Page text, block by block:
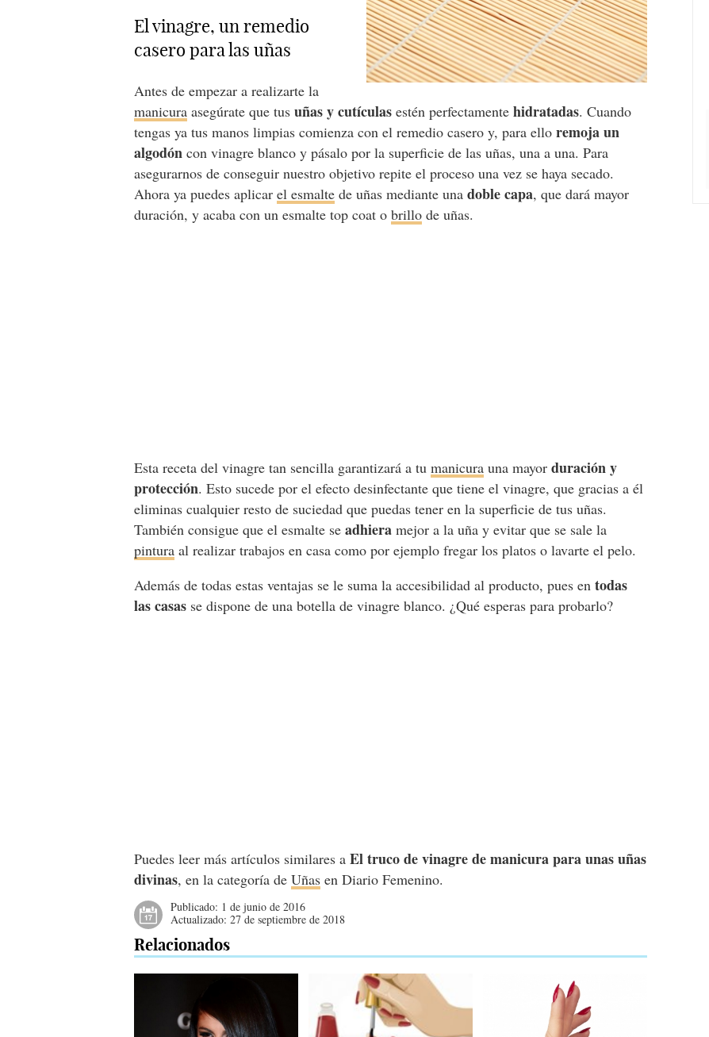
El vinagre, un remedio
casero para las uñas
Antes de empezar a realizarte la
manicura asegúrate que tus uñas y cutículas estén perfectamente hidratadas. Cuando
tengas ya tus manos limpias comienza con el remedio casero y, para ello remoja un
algodón con vinagre blanco y pásalo por la superficie de las uñas, una a una. Para
asegurarnos de conseguir nuestro objetivo repite el proceso una vez se haya secado.
Ahora ya puedes aplicarel esmalte de uñas mediante unadoble capa, que dará mayor
duración, y acaba con un esmalte top coat obrillo de uñas.
Esta receta del vinagre tan sencilla garantizará a tumanicura una mayorduración y
protección. Esto sucede por el efecto desinfectante que tiene el vinagre, que gracias a él
eliminas cualquier resto de suciedad que puedas tener en la superficie de tus uñas.
También consigue que el esmalte seadhiera mejor a la uña y evitar que se sale la
pintura al realizar trabajos en casa como por ejemplo fregar los platos o lavarte el pelo.
Además de todas estas ventajas se le suma la accesibilidad al producto, pues entodas
las casas se dispone de una botella de vinagre blanco. ¿Qué esperas para probarlo?
Puedes leer más artículos similares aEl truco de vinagre de manicura para unas uñas
divinas, en la categoría deUñas en Diario Femenino.
Publicado: 1 de junio de 2016
Actualizado:27 de septiembre de 2018
Relacionados